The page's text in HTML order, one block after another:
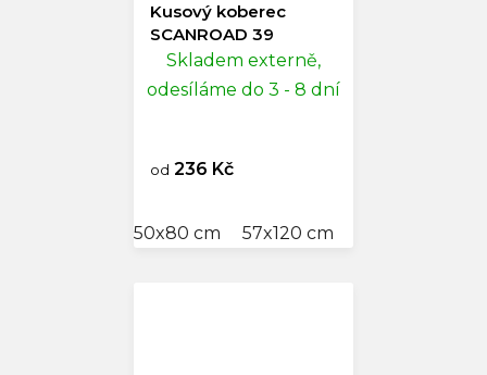
Kusový koberec
SCANROAD 39
Skladem externě,
odesíláme do 3 - 8 dní
od 236 Kč
50x80 cm 57x120 cm